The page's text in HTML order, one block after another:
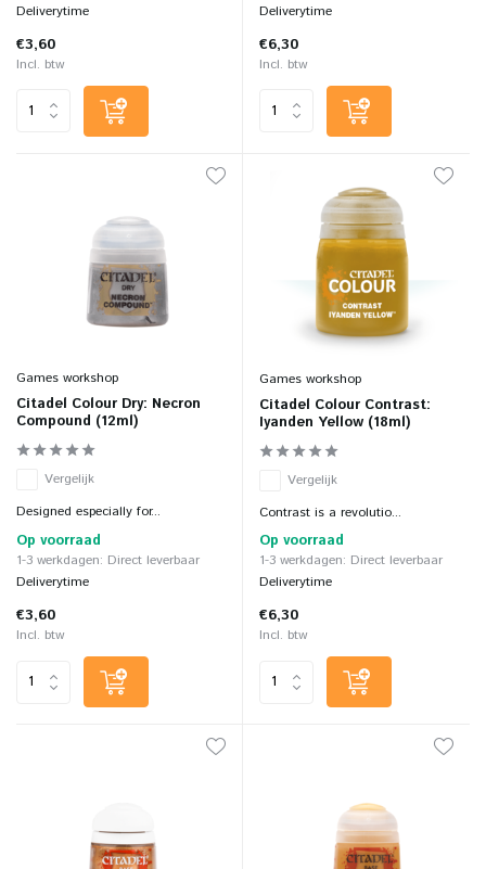
Deliverytime
€3,60
Incl. btw
Deliverytime
€6,30
Incl. btw
Games workshop
Citadel Colour Dry: Necron
Compound (12ml)
Vergelijk
Designed especially for...
Op voorraad
1-3 werkdagen: Direct leverbaar
Deliverytime
€3,60
Incl. btw
Games workshop
Citadel Colour Contrast:
Iyanden Yellow (18ml)
Vergelijk
Contrast is a revolutio...
Op voorraad
1-3 werkdagen: Direct leverbaar
Deliverytime
€6,30
Incl. btw